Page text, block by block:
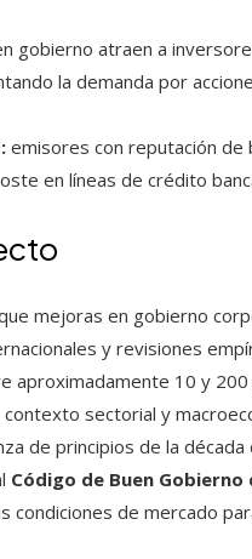
gobierno atraen a
la demanda por
emisores con reputación de
en líneas de crédito
mejoras en gobierno
y revisiones
aproximadamente 10 y
sectorial y
de principios de la
Código de Buen Gobierno
de mercado